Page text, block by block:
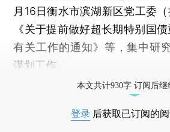
月16日衡水市滨湖新区党工委
《关于提前做好超长期特别国
有关工作的通知》等，集中研
谋划工作。
本文共计930字 订阅后继
登录 后获取已订阅的